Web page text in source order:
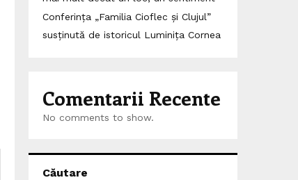
Conferința „Familia Cioflec și Clujul”
susținută de istoricul Luminița Cornea
Comentarii Recente
No comments to show.
Căutare